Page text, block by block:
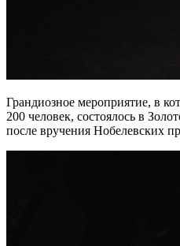
Грандиозное мероприятие, в
200 человек, состоялось в
после вручения Нобелевских